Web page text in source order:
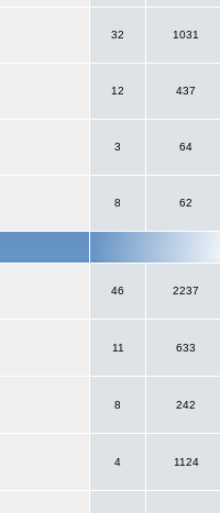
32 1031
12 437
3 64
8 62
46 2237
11 633
8 242
4 1124